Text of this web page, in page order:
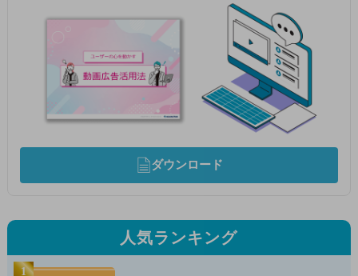
ダウンロード
人気ランキング